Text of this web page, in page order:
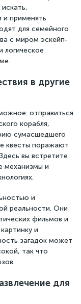
и применять
для семейного
с миром эскейп-
логическое
в другие
отправиться
корабля,
сумасшедшего
квесты поражают
вы встретите
механизмы и
и
реальности. Они
фильмов и
и
загадок может
так что
для